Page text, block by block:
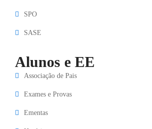
SPO
SASE
Alunos e EE
Associação de Pais
Exames e Provas
Ementas